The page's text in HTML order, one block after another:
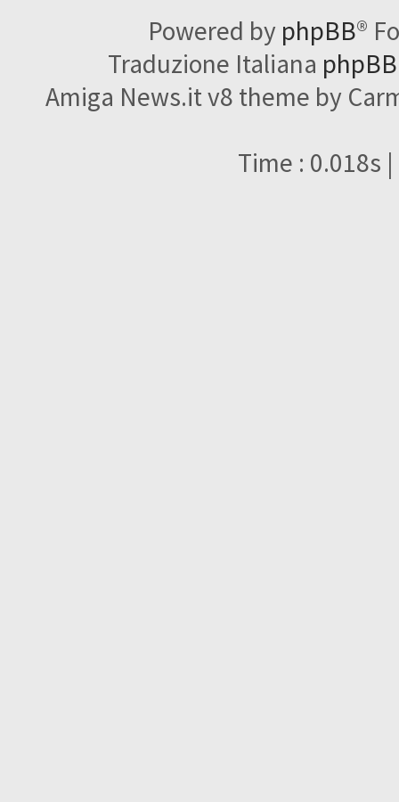
Powered by phpBB®
Traduzione Italiana
Amiga News.it v8 theme by
Time : 0.018s